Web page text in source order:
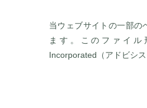
当ウェブサイトの一部の
ます。このファイル
Incorporated（アドビシ